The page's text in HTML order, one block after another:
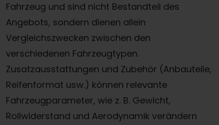
Fahrzeug und sind nicht Bestandteil des
Angebots, sondern dienen allein
Vergleichszwecken zwischen den
verschiedenen Fahrzeugtypen.
Zusatzausstattungen und Zubehör (Anbauteile,
Reifenformat usw.) können relevante
Fahrzeugparameter, wie z. B. Gewicht,
Rollwiderstand und Aerodynamik verändern